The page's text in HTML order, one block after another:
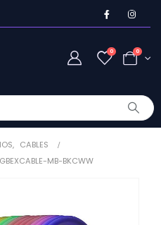
0 0
, CABLES
MB-BKCWW